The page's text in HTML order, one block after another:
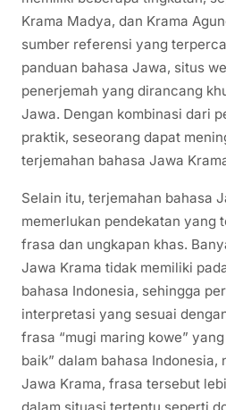
Krama Madya, dan Krama
sumber referensi yang
panduan bahasa Jawa, situs
penerjemah yang dirancang
Jawa. Dengan kombinasi dari
praktik, seseorang dapat
terjemahan bahasa Jawa
Selain itu, terjemahan bahasa
memerlukan pendekatan yang
frasa dan ungkapan khas.
Jawa Krama tidak memiliki
bahasa Indonesia, sehingga
interpretasi yang sesuai
frasa “mugi maring kowe”
baik” dalam bahasa Indonesia,
Jawa Krama, frasa tersebut
dalam situasi tertentu seperti